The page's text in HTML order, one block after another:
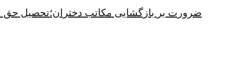
ضرورت بر بازگشایی مکاتب دختران؛تحصیل